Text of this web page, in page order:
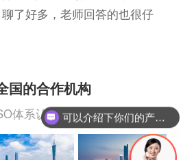
了好多，老师回答的也很仔
国的合作机构
体系认证“一站式认证服务”
你们是怎么收费的呢？